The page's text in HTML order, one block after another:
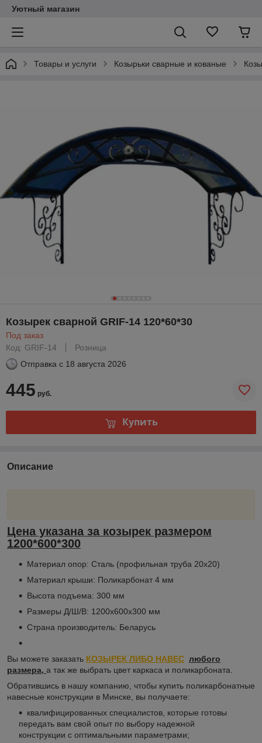
Уютный магазин
Товары и услуги Козырьки сварные и кованые
Козырек сварной GRIF-14 120*60*30
Под заказ
Код: GRIF-14
Розница
Отправка с 18 августа 2026
445 руб.
Купить
Описание
Цена указана за козырек размером
1200*600*300
Материал опор: Сталь (профильная труба 20х20)
Материал крыши: Поликарбонат 4 мм
Высота подъема: 300 мм
Размеры Д/Ш/В: 1200х600х300 мм
Страна производитель: Беларусь
Вы можете заказать КОЗЫРЕК ЛИБО НАВЕС любого
размера, а так же выбрать цвет каркаса и поликарбоната.
Обратившись в нашу компанию, чтобы купить поликарбонатные
навесные конструкции в Минске, вы получаете:
квалифицированных специалистов, которые готовы
передать вам свой опыт по выбору надежной
конструкции с оптимальными параметрами;